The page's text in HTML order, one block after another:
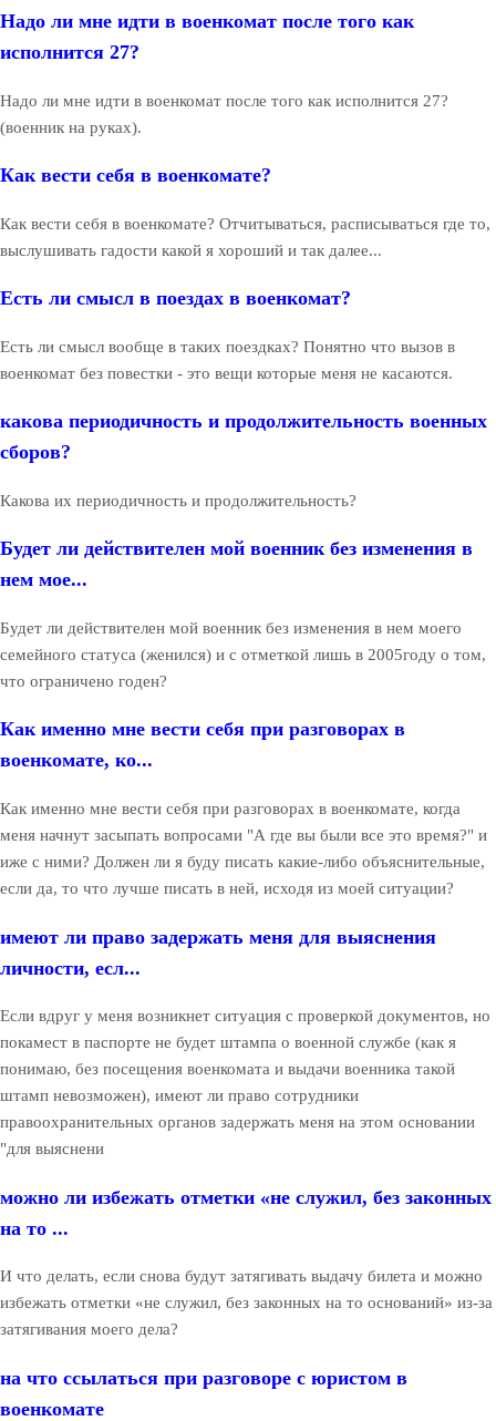
Надо ли мне идти в военкомат после того как
исполнится 27?
Надо ли мне идти в военкомат после того как исполнится 27?
(военник на руках).
Как вести себя в военкомате?
Как вести себя в военкомате? Отчитываться, расписываться где то,
выслушивать гадости какой я хороший и так далее...
Есть ли смысл в поездах в военкомат?
Есть ли смысл вообще в таких поездках? Понятно что вызов в
военкомат без повестки - это вещи которые меня не касаются.
какова периодичность и продолжительность военных
сборов?
Какова их периодичность и продолжительность?
Будет ли действителен мой военник без изменения в
нем мое...
Будет ли действителен мой военник без изменения в нем моего
семейного статуса (женился) и с отметкой лишь в 2005году о том,
что ограничено годен?
Как именно мне вести себя при разговорах в
военкомате, ко...
Как именно мне вести себя при разговорах в военкомате, когда
меня начнут засыпать вопросами "А где вы были все это время?" и
иже с ними? Должен ли я буду писать какие-либо объяснительные,
если да, то что лучше писать в ней, исходя из моей ситуации?
имеют ли право задержать меня для выяснения
личности, есл...
Если вдруг у меня возникнет ситуация с проверкой документов, но
покамест в паспорте не будет штампа о военной службе (как я
понимаю, без посещения военкомата и выдачи военника такой
штамп невозможен), имеют ли право сотрудники
правоохранительных органов задержать меня на этом основании
"для выяснени
можно ли избежать отметки «не служил, без законных
на то ...
И что делать, если снова будут затягивать выдачу билета и можно
избежать отметки «не служил, без законных на то оснований» из-за
затягивания моего дела?
на что ссылаться при разговоре с юристом в
военкомате